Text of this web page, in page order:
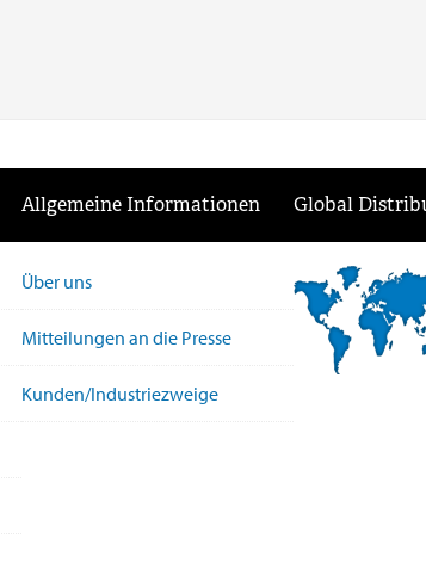
Allgemeine Informationen
Über uns
Mitteilungen an die Presse
Kunden/Industriezweige
Global